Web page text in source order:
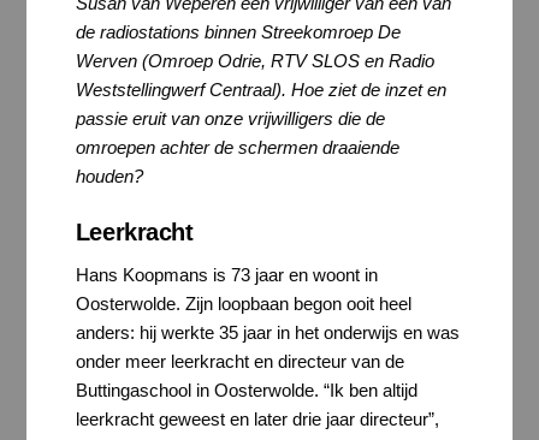
de radiostations binnen Streekomroep De
Werven (Omroep Odrie, RTV SLOS en Radio
Weststellingwerf Centraal). Hoe ziet de inzet en
passie eruit van onze vrijwilligers die de
omroepen achter de schermen draaiende
houden?
Leerkracht
Hans Koopmans is 73 jaar en woont in
Oosterwolde. Zijn loopbaan begon ooit heel
anders: hij werkte 35 jaar in het onderwijs en was
onder meer leerkracht en directeur van de
Buttingaschool in Oosterwolde. “Ik ben altijd
leerkracht geweest en later drie jaar directeur”,